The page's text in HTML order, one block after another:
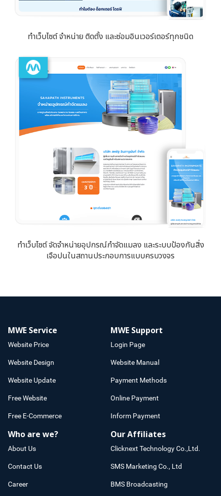
ทำเว็บไซต์ จำหน่าย ติดตั้ง และซ่อมอินเวอร์เตอร์ทุกชนิด
ทำเว็บไซต์ จัดจำหน่ายอุปกรณ์กำจัดแมลง และระบบป้องกันสิ่ง
เจือปนในสถานประกอบการแบบครบวงจร
MWE Service
Website Price
Website Design
Website Update
Free Website
Free E-Commerce
MWE Support
Login Page
Website Manual
Payment Methods
Online Payment
Inform Payment
Who are we?
About Us
Contact Us
Career
Our Affiliates
Clicknext Technology Co.,Ltd.
SMS Marketing Co., Ltd
BMS Broadcasting